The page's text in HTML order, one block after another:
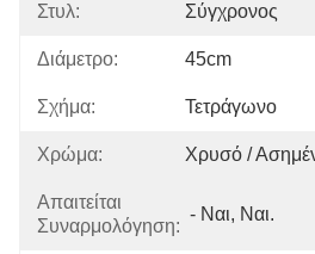
Στυλ: Σύγχρονος
Διάμετρο: 45cm
Σχήμα: Τετράγωνο
Χρώμα: Χρυσό /
Απαιτείται
Συναρμολόγηση:
- Ναι, Ναι.